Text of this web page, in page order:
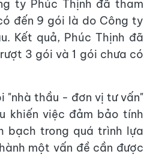
ty Phúc Thịnh đã tham
đến 9 gói là do Công ty
Kết quả, Phúc Thịnh đã
3 gói và 1 gói chưa có
"nhà thầu - đơn vị tư vấn"
khiến việc đảm bảo tính
bạch trong quá trình lựa
một vấn đề cần được